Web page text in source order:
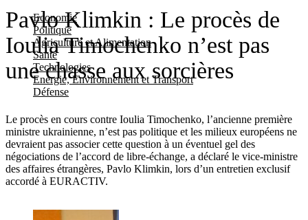
Economie
Politique
Agriculture et Alimentation
Santé
Technologies
Energie, Environnement et Transport
Défense
Pavlo Klimkin : Le procès de
Ioulia Timochenko n’est pas
une chasse aux sorcières
Le procès en cours contre Ioulia Timochenko, l’ancienne première
ministre ukrainienne, n’est pas politique et les milieux européens ne
devraient pas associer cette question à un éventuel gel des
négociations de l’accord de libre-échange, a déclaré le vice-ministre
des affaires étrangères, Pavlo Klimkin, lors d’un entretien exclusif
accordé à EURACTIV.